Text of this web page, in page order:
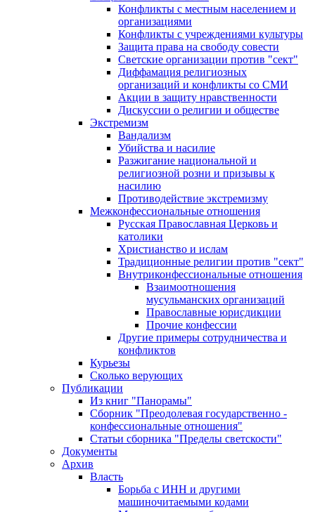
Конфликты с местным населением и
организациями
Конфликты с учреждениями культуры
Защита права на свободу совести
Светские организации против "сект"
Диффамация религиозных
организаций и конфликты со СМИ
Акции в защиту нравственности
Дискуссии о религии и обществе
Экстремизм
Вандализм
Убийства и насилие
Разжигание национальной и
религиозной розни и призывы к
насилию
Противодействие экстремизму
Межконфессиональные отношения
Русская Православная Церковь и
католики
Христианство и ислам
Традиционные религии против "сект"
Внутриконфессиональные отношения
Взаимоотношения
мусульманских организаций
Православные юрисдикции
Прочие конфессии
Другие примеры сотрудничества и
конфликтов
Курьезы
Сколько верующих
Публикации
Из книг "Панорамы"
Сборник "Преодолевая государственно -
конфессиональные отношения"
Статьи сборника "Пределы светскости"
Документы
Архив
Власть
Борьба с ИНН и другими
машиночитаемыми кодами